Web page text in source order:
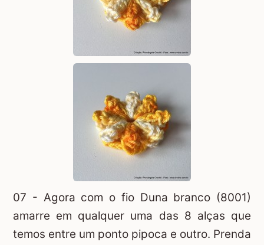
07 - Agora com o fio Duna branco (8001)
amarre em qualquer uma das 8 alças que
temos entre um ponto pipoca e outro. Prenda